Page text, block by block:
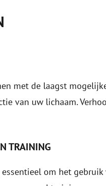
met de laagst
van uw lichaam.
TRAINING
om het